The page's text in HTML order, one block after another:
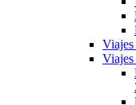
Viajes